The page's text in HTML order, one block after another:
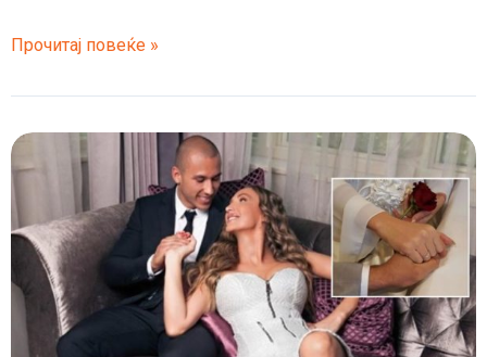
Српската
и
на
47
години
има
тело
како
на
змеј
Прочитај повеќе »